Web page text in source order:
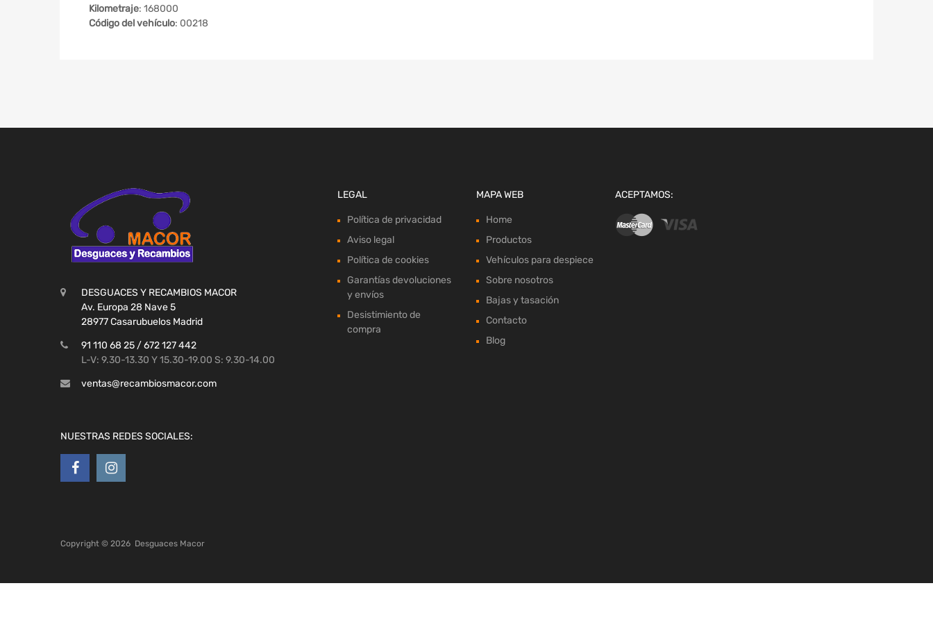
Kilometraje: 168000
Código del vehículo: 00218
DESGUACES Y RECAMBIOS MACOR
Av. Europa 28 Nave 5
28977 Casarubuelos Madrid
91 110 68 25 / 672 127 442
L-V: 9.30-13.30 Y 15.30-19.00 S: 9.30-14.00
ventas@recambiosmacor.com
NUESTRAS REDES SOCIALES:
LEGAL
Política de privacidad
Aviso legal
Política de cookies
Garantías devoluciones
y envíos
Desistimiento de
compra
MAPA WEB
Home
Productos
Vehículos para despiece
Sobre nosotros
Bajas y tasación
Contacto
Blog
ACEPTAMOS:
Copyright © 2026 Desguaces Macor